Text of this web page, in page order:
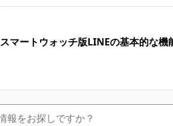
スマートウォッチ版LINEの基本的な機